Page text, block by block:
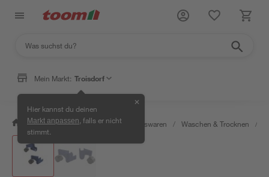
Mein Markt: Troisdorf
Hier kannst du deinen
Markt anpassen , falls er nicht
stimmt.
✕
/ Wohnen & Haushalt / Haushaltswaren / Waschen & Trocknen /